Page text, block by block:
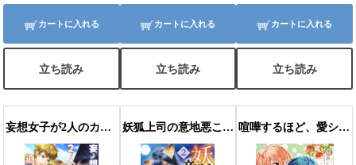
カートに入れる
立ち読み
カートに入れる
立ち読み
カートに入れる
立ち読み
妄想女子が2人のカレに迫られる方法 9巻〈恋たちの結末〉 妖狐上司の意地悪こんこん 2巻〈不吉な侵入者〉 喧嘩するほど、愛シテル！